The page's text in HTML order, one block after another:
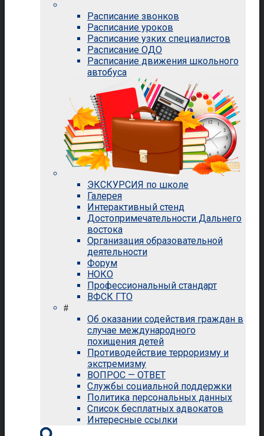
Расписание звонков
Расписание уроков
Расписание узких специалистов
Расписание ОДО
Расписание движения школьного
автобуса
ЭКСКУРСИЯ по школе
Галерея
Интерактивный стенд
Достопримечательности Дальнего
востока
Организация образовательной
деятельности
Форум
НОКО
Профессиональный стандарт
ВФСК ГТО
#
Об оказании содействия граждан в
случае международного
похищения детей
Противодействие терроризму и
экстремизму
ВОПРОС — ОТВЕТ
Службы социальной поддержки
Политика персональных данных
Список бесплатных адвокатов
Интересные ссылки